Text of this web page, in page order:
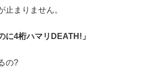
止まりません。
に4桁ハマリDEATH!」
の?